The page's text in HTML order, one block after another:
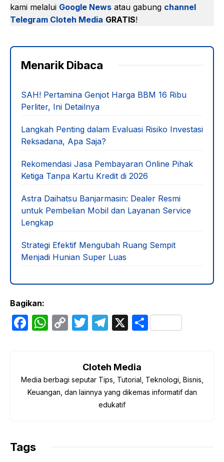
kami melalui Google News atau gabung channel
Telegram Cloteh Media GRATIS!
Menarik Dibaca
SAH! Pertamina Genjot Harga BBM 16 Ribu
Perliter, Ini Detailnya
Langkah Penting dalam Evaluasi Risiko Investasi
Reksadana, Apa Saja?
Rekomendasi Jasa Pembayaran Online Pihak
Ketiga Tanpa Kartu Kredit di 2026
Astra Daihatsu Banjarmasin: Dealer Resmi
untuk Pembelian Mobil dan Layanan Service
Lengkap
Strategi Efektif Mengubah Ruang Sempit
Menjadi Hunian Super Luas
Bagikan:
F
b
W
A
p
C
Li
T
er
T
gr
a
m
X S
Cloteh Media
Media berbagi seputar Tips, Tutorial, Teknologi, Bisnis,
Keuangan, dan lainnya yang dikemas informatif dan
edukatif
Tags